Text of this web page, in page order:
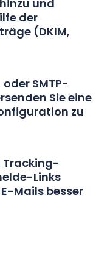
und
der
(DKIM,
oder SMTP-
Sie eine
zu
Tracking-
Links
Mails besser